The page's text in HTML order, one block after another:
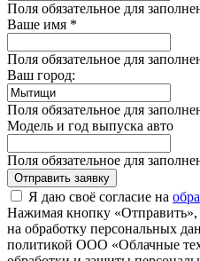
Поля обязательное для
Ваше имя *
Поля обязательное для
Ваш город:
Поля обязательное для
Модель и год выпуска авто
Поля обязательное для
Отправить заявку
Я даю своё согласие на
Нажимая кнопку «Отправить»,
на обработку персональных
политикой ООО «Облачные